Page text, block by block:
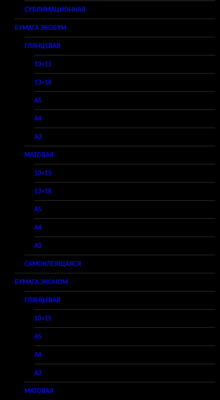
СУБЛИМАЦИОННАЯ
БУМАГА ЭКОБУМ
ГЛЯНЦЕВАЯ
10×15
13×18
A5
A4
A3
МАТОВАЯ
10×15
13×18
A5
A4
A3
САМОКЛЕЯЩАЯСЯ
БУМАГА ЭКОНОМ
ГЛЯНЦЕВАЯ
10×15
A5
A4
A3
МАТОВАЯ